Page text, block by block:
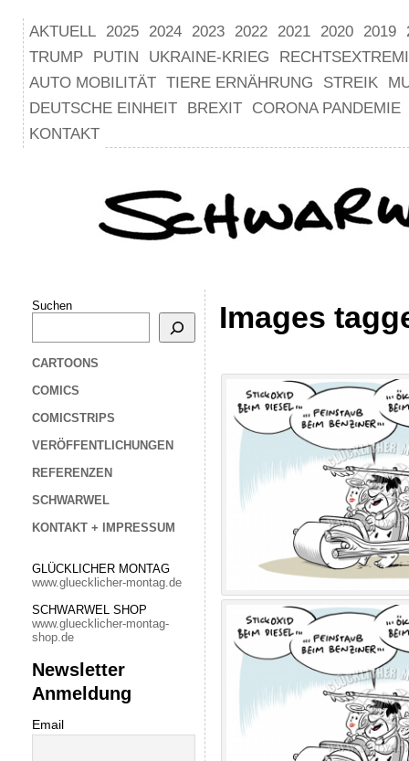
AKTUELL 2025 2024 2023 2022 2021 2020 2019
TRUMP
PUTIN UKRAINE-KRIEG
AUTO MOBILITÄT TIERE ERNÄHRUNG STREIK
DEUTSCHE EINHEIT
BREXIT
CORONA PANDEMIE
KONTAKT
Suchen
CARTOONS
COMICS
COMICSTRIPS
VERÖFFENTLICHUNGEN
REFERENZEN
SCHWARWEL
KONTAKT + IMPRESSUM
GLÜCKLICHER MONTAG
www.gluecklicher-montag.de
SCHWARWEL SHOP
www.gluecklicher-montag-
shop.de
Newsletter
Anmeldung
Email
Images